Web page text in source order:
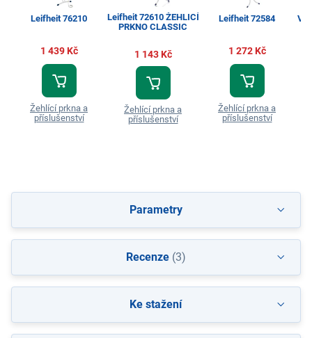
Leifheit 76210
1 439 Kč
Žehlící prkna a
příslušenství
Leifheit 72610 ŽEHLICÍ
PRKNO CLASSIC
1 143 Kč
Žehlící prkna a
příslušenství
Leifheit 72584
1 272 Kč
Žehlící prkna a
příslušenství
Parametry
Recenze(3)
Ke stažení